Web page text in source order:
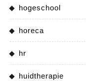
hogeschool
horeca
hr
huidtherapie